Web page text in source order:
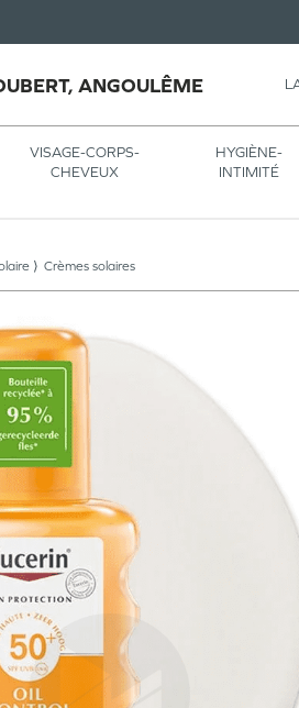
ANGOULÊME
VISAGE-CORPS-
CHEVEUX
HYGIÈNE-
INTIMITÉ
Crèmes solaires